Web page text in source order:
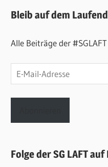
Bleib auf dem
Alle Beiträge der
E-
Mail-
Adresse
Folge der SG LAFT